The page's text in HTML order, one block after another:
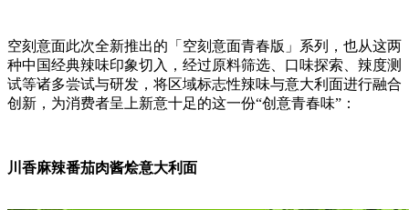
空刻意面此次全新推出的「空刻意面青春版」系列，也从这两
种中国经典辣味印象切入，经过原料筛选、口味探索、辣度测
试等诸多尝试与研发，将区域标志性辣味与意大利面进行融合
创新，为消费者呈上新意十足的这一份“创意青春味”：
川香麻辣番茄肉酱烩意大利面